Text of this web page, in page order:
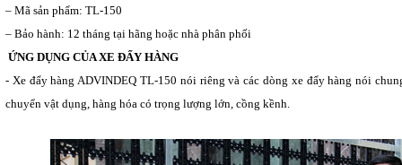
– Mã sản phẩm: TL-150
– Bảo hành: 12 tháng tại hãng hoặc nhà phân phối
ỨNG DỤNG CỦA XE ĐẨY HÀNG
- Xe đẩy hàng ADVINDEQ TL-150 nói riêng và các dòng xe đẩy hàng nói
chuyển vật dụng, hàng hóa có trọng lượng lớn, cồng kềnh.